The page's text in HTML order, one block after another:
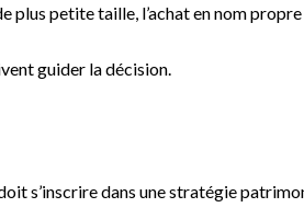
plus petite taille, l’achat en nom
guider la décision.
s’inscrire dans une stratégie